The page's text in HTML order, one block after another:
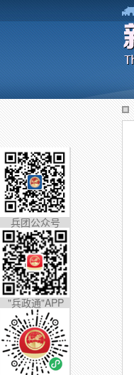
兵团公众号
"兵政通"APP